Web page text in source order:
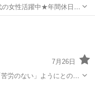
の女性活躍中★年間休日
仕事！日払い制度利用可
山梨県中巨摩郡昭和町》
7月26日
労のない」ようにとの意